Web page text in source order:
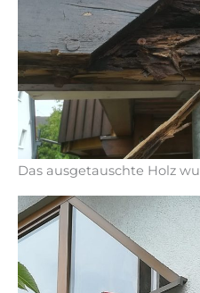
Das ausgetauschte Holz